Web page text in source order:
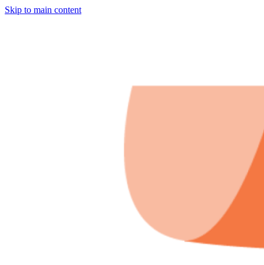
Skip to main content